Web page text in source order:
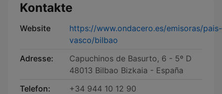
Kontakte
Website
https://www.ondacero.es/emisoras/pais-
vasco/bilbao
Adresse:
Capuchinos de Basurto, 6 - 5º D
48013 Bilbao Bizkaia - España
Telefon:
+34 944 10 12 90